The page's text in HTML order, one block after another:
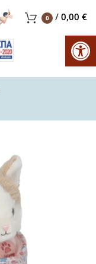
0 / 0,00 €